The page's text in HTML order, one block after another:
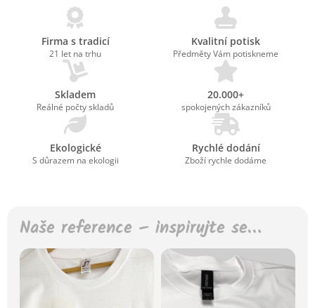
Firma s tradicí
21 let na trhu
Kvalitní potisk
Předměty Vám potiskneme
Skladem
Reálné počty skladů
20.000+
spokojených zákazníků
Ekologické
S důrazem na ekologii
Rychlé dodání
Zboží rychle dodáme
Naše reference – inspirujte se…